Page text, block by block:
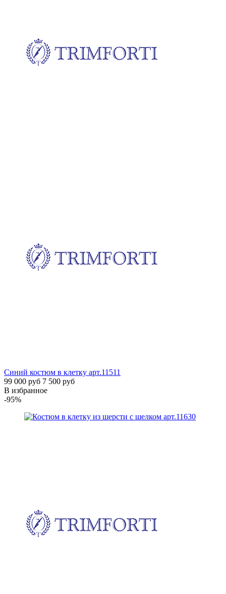
Синий костюм в клетку арт.11511
99 000 руб 7 500 руб
В избранное
-95%